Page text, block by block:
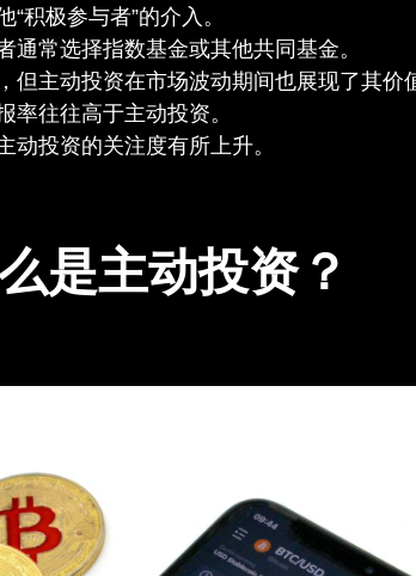
积极参与者”的介入。
常选择指数基金或其他共同基金。
但主动投资在市场波动期间也展现了其价
率往往高于主动投资。
动投资的关注度有所上升。
是主动投资？